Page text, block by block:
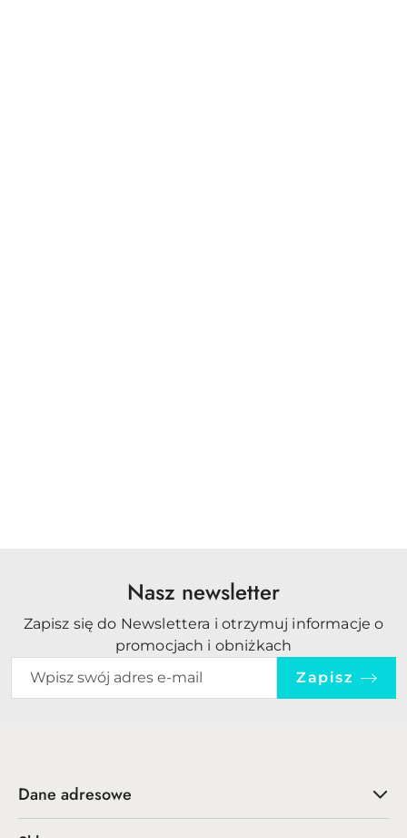
Nasz newsletter
Zapisz się do Newslettera i otrzymuj informacje o
promocjach i obniżkach
Zapisz
Dane adresowe